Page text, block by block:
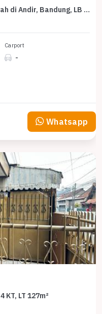
Penawaran Eksklusif, rumah Mewah di Andir, Bandung, LB 250m²
Carport
-
Whatsapp
KT, LT 127m²